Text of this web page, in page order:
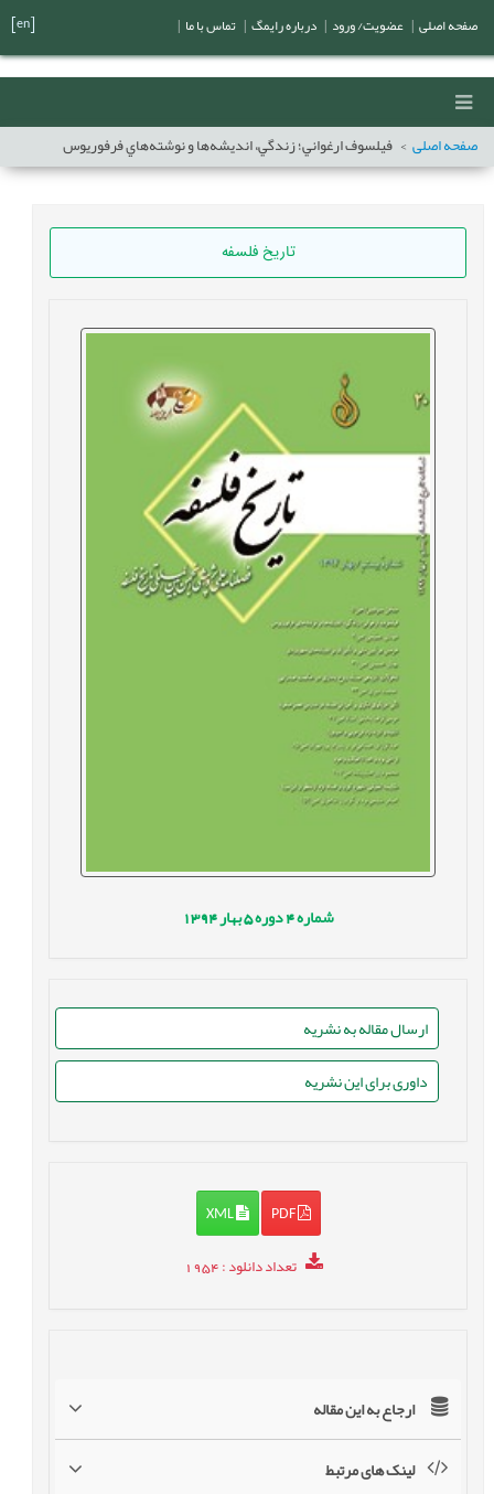
صفحه اصلی فيلسوف ارغواني؛ زندگي، انديشه‌ها و نوشته‌هاي فرفوريوس
تاریخ فلسفه
شماره4 دوره5 بهار1394
ارسال مقاله به نشریه
داوری برای این نشریه
PDF
XML
تعداد دانلود: 1954
ارجاع به این مقاله
لینک های مرتبط
صفحه اصلی عضویت/ ورود درباره رایمگ تماس با ما